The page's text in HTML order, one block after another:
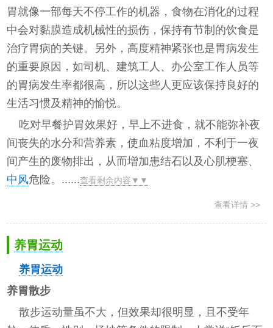
胃就像一部每天不停工作的机器，食物在消化的过程
中会对黏膜造成机械性的损伤，保持有节制的饮食是
治疗胃病的关键。另外，高度精神紧张也是胃病发生
的重要原因，如司机、建筑工人、办公室工作人员等
的胃病发生率都很高，所以这些人更应该保持良好的
生活习惯及精神的愉悦。
吃对早餐护胃效果好，早上不进食，就不能弥补夜
间丧失的水分和营养素，使血粘度增加，不利于一夜
间产生的废物排出，从而增加患结石以及心肌梗塞、
中风危险。......查看剩余内容▼▼
查看详情 >>
养胃运动
养胃运动
养胃散步
散步运动量虽不大，但效果却很明显，且不受年